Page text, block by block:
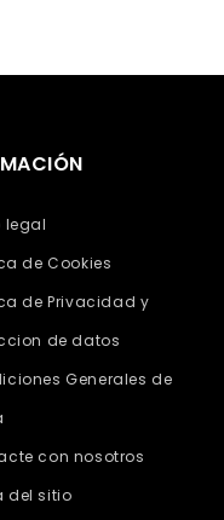
legal
de Cookies
de Privacidad y
de datos
Generales de
con nosotros
del sitio